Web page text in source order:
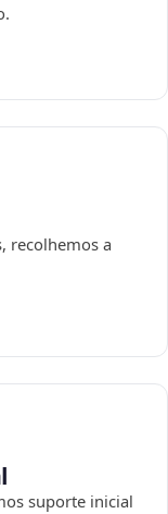
recolhemos a
suporte inicial